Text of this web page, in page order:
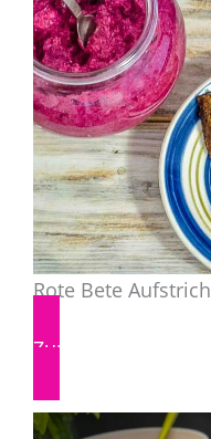
Rote Bete Aufstrich
Zum Rezept